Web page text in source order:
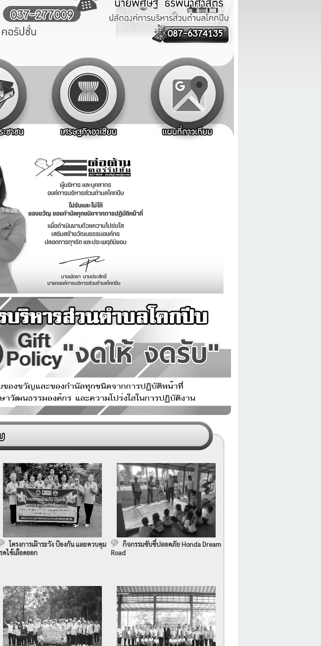
โครงการเฝ้าระวัง ป้องกัน และควบคุม
คไข้เลือดออก
กิจกรรมขับขี่ปลอดภัย Honda Dream
Road